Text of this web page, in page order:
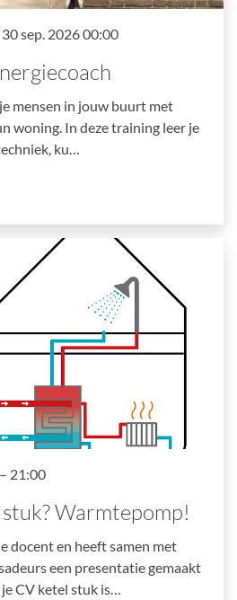
sep. 2026 00:00
mensen in jouw buurt met
woning. In deze training leer je
ku…
21:00
Warmtepomp!
docent en heeft samen met
een presentatie gemaakt
CV ketel stuk is…